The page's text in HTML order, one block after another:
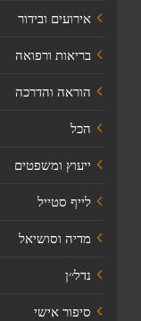
אירועים ובידור
בריאות ורפואה
הוראה והדרכה
הכל
ייעוץ ומשפטים
לייף סטייל
מדיה וסושיאל
נדל׳׳ן
סיפור אישי